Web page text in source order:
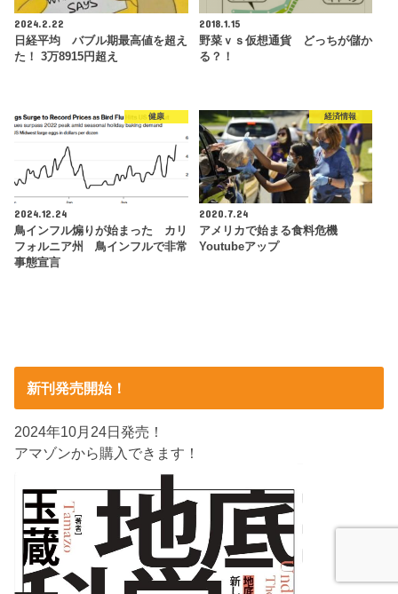
2024.2.22
日経平均 バブル期最高値を超え
た！ 3万8915円超え
2018.1.15
野菜ｖｓ仮想通貨 どっちが儲か
る？！
健康
2024.12.24
鳥インフル煽りが始まった カリ
フォルニア州 鳥インフルで非常
事態宣言
経済情報
2020.7.24
アメリカで始まる食料危機
Youtubeアップ
新刊発売開始！
2024年10月24日発売！
アマゾンから購入できます！